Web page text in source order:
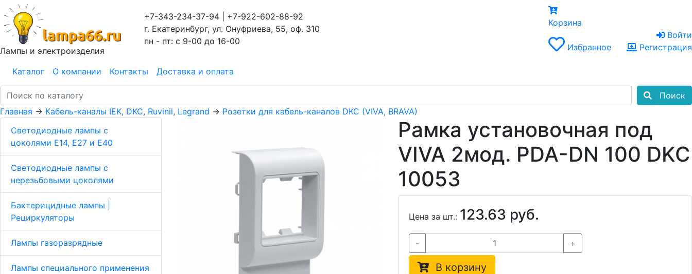
Лампы и электроизделия
+7-343-234-37-94 | +7-922-602-88-92
г. Екатеринбург, ул. Онуфриева, 55, оф. 310
пн - пт: с 9-00 до 16-00
Корзина
Избранное
Войти
Регистрация
Каталог О компании Контакты Доставка и оплата
Поиск
Главная → Кабель-каналы IEK, DKC, Ruvinil, Legrand → Розетки для кабель-каналов DKC (VIVA, BRAVA)
Светодиодные лампы с
цоколями Е14, E27 и E40
Светодиодные лампы с
нерезьбовыми цоколями
Бактерицидные лампы |
Рециркуляторы
Лампы газоразрядные
Лампы специального применения
Рамка установочная под
VIVA 2мод. PDA-DN 100 DKC
10053
Цена за шт.: 123.63 руб.
- +
В корзину